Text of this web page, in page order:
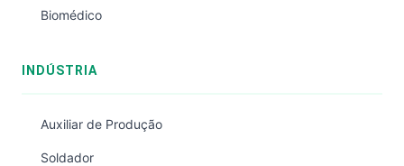
Biomédico
INDÚSTRIA
Auxiliar de Produção
Soldador